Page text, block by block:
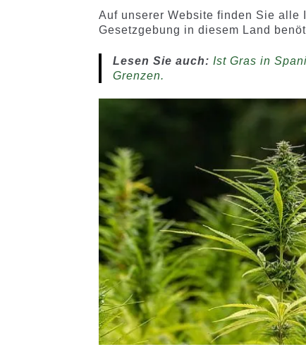
Auf unserer Website finden Sie alle
Gesetzgebung in diesem Land
Lesen Sie auch: Ist Gras in
Grenzen.